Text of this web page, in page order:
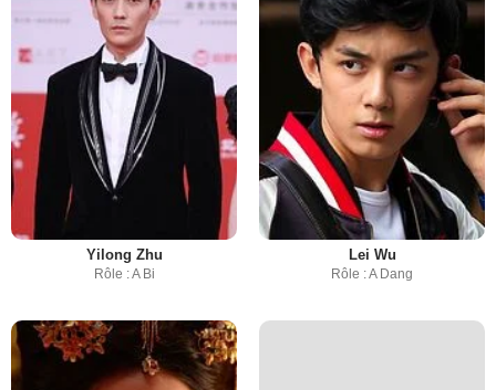
Yilong Zhu
Rôle : A Bi
Lei Wu
Rôle : A Dang